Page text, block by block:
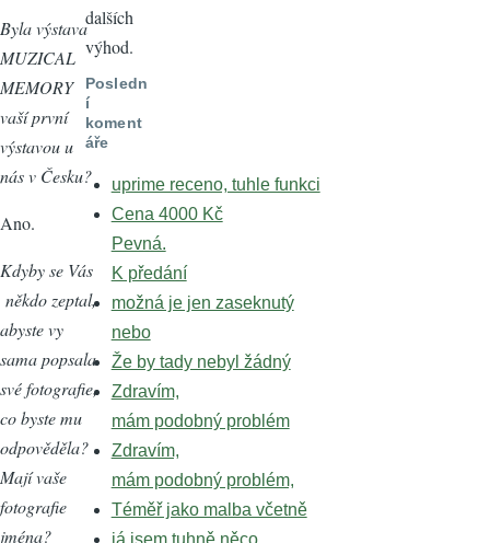
Byla výstava
MUZICAL
MEMORY
vaší první
výstavou u
nás v Česku?
Ano.
Kdyby se Vás
někdo zeptal,
abyste vy
sama popsala
své fotografie,
co byste mu
odpověděla?
Mají vaše
fotografie
jména?
dalších
výhod.
Posledn
í
koment
áře
uprime receno, tuhle funkci
Cena 4000 Kč
Pevná.
K předání
možná je jen zaseknutý
nebo
Že by tady nebyl žádný
Zdravím,
mám podobný problém
Zdravím,
mám podobný problém,
Téměř jako malba včetně
já jsem tuhně něco